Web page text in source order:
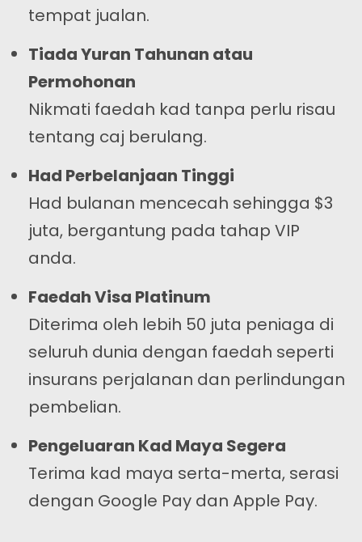
tempat jualan.
Tiada Yuran Tahunan atau
Permohonan
Nikmati faedah kad tanpa perlu risau
tentang caj berulang.
Had Perbelanjaan Tinggi
Had bulanan mencecah sehingga $3
juta, bergantung pada tahap VIP
anda.
Faedah Visa Platinum
Diterima oleh lebih 50 juta peniaga di
seluruh dunia dengan faedah seperti
insurans perjalanan dan perlindungan
pembelian.
Pengeluaran Kad Maya Segera
Terima kad maya serta-merta, serasi
dengan Google Pay dan Apple Pay.